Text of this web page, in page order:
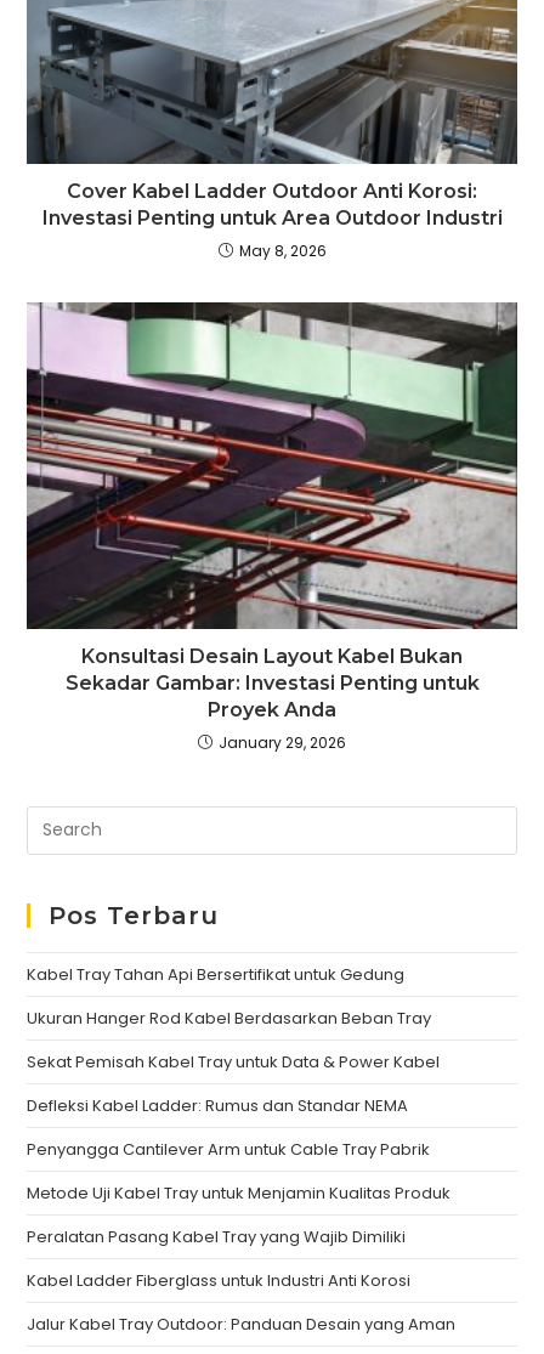
Cover Kabel Ladder Outdoor Anti Korosi:
Investasi Penting untuk Area Outdoor Industri
May 8, 2026
Konsultasi Desain Layout Kabel Bukan
Sekadar Gambar: Investasi Penting untuk
Proyek Anda
January 29, 2026
Pos Terbaru
Kabel Tray Tahan Api Bersertifikat untuk Gedung
Ukuran Hanger Rod Kabel Berdasarkan Beban Tray
Sekat Pemisah Kabel Tray untuk Data & Power Kabel
Defleksi Kabel Ladder: Rumus dan Standar NEMA
Penyangga Cantilever Arm untuk Cable Tray Pabrik
Metode Uji Kabel Tray untuk Menjamin Kualitas Produk
Peralatan Pasang Kabel Tray yang Wajib Dimiliki
Kabel Ladder Fiberglass untuk Industri Anti Korosi
Jalur Kabel Tray Outdoor: Panduan Desain yang Aman